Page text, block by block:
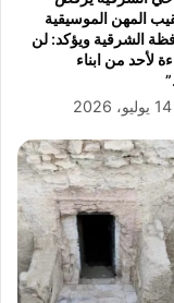
المهن الموسيقية
الشرقية ويؤكد: لن
لأحد من ابناء
14 يوليو، 2026